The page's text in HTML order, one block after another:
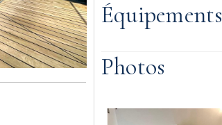
Équipements
Photos